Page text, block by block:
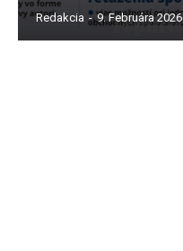
Redakcia - 9. Februára 2026